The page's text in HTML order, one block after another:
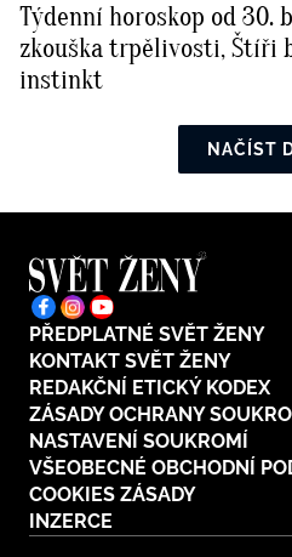
Týdenní horoskop od 30.
zkouška trpělivosti, Štíři
instinkt
NAČÍST
PŘEDPLATNÉ SVĚT ŽENY
KONTAKT SVĚT ŽENY
REDAKČNÍ ETICKÝ KODEX
ZÁSADY OCHRANY
NASTAVENÍ SOUKROMÍ
VŠEOBECNÉ OBCHODNÍ
COOKIES ZÁSADY
INZERCE